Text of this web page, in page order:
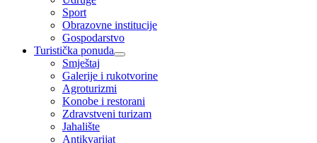
Sport
Obrazovne institucije
Gospodarstvo
Turistička ponuda
Smještaj
Galerije i rukotvorine
Agroturizmi
Konobe i restorani
Zdravstveni turizam
Jahalište
Antikvarijat